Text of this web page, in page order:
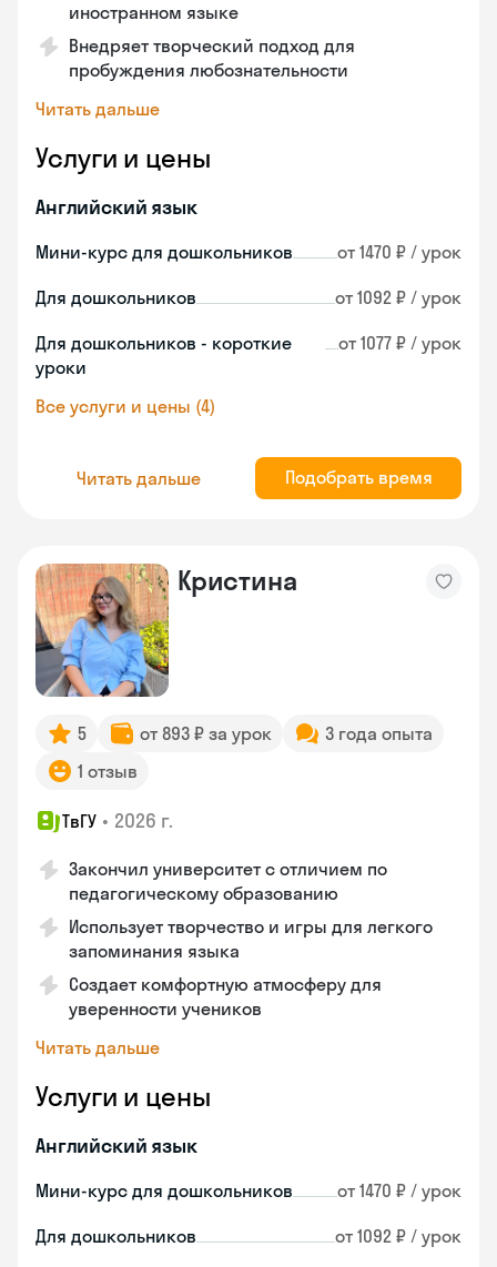
иностранном языке
Внедряет творческий подход для
пробуждения любознательности
Читать дальше
Услуги и цены
Английский язык
Мини-курс для дошкольников от 1470 ₽ / урок
Для дошкольников от 1092 ₽ / урок
Для дошкольников - короткие
уроки
от 1077 ₽ / урок
Все услуги и цены (4)
Читать дальше Подобрать время
Кристина
5 от 893 ₽ за урок
3 года опыта
1 отзыв
ТвГУ • 2026 г.
Закончил университет с отличием по
педагогическому образованию
Использует творчество и игры для легкого
запоминания языка
Создает комфортную атмосферу для
уверенности учеников
Читать дальше
Услуги и цены
Английский язык
Мини-курс для дошкольников от 1470 ₽ / урок
Для дошкольников от 1092 ₽ / урок